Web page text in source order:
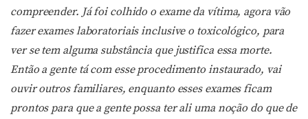
compreender. Já foi colhido o exame da vítima, agora vão
fazer exames laboratoriais inclusive o toxicológico, para
ver se tem alguma substância que justifica essa morte.
Então a gente tá com esse procedimento instaurado, vai
ouvir outros familiares, enquanto esses exames ficam
prontos para que a gente possa ter ali uma noção do que de